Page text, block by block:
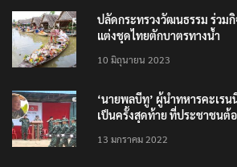
ปลัดกระทรวงวัฒนธรรม ร่วมกิ
แต่งชุดไทยตักบาตรทางน้ำ
10 มิถุนายน 2023
‘นายพลบีทู’ ผู้นำทหารคะเรน
เป็นครั้งสุดท้าย ที่ประชาชนต้
13 มกราคม 2022